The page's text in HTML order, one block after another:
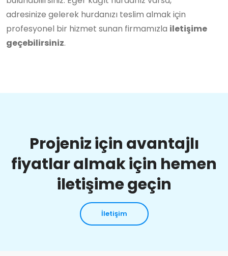
adresinize gelerek hurdanızı teslim almak için
profesyonel bir hizmet sunan firmamızla iletişime
geçebilirsiniz.
Projeniz için avantajlı
fiyatlar almak için hemen
iletişime geçin
İletişim